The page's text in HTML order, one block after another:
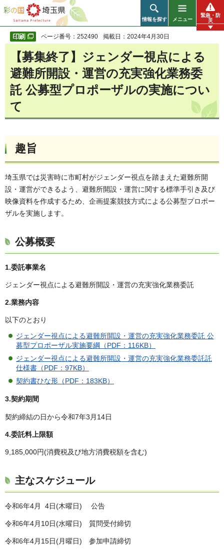
彩の国 埼玉県
情報を探す メニュー
緊急・防
災
ページ番号：252490 掲載日：2024年4月30日
【募集終了】ジェンダー視点による
避難所開設・運営の充実強化業務委
託 公募型プロポーザルの実施につい
て
趣旨
埼玉県では災害時に市町村がジェンダー視点を踏まえた避難所開
設・運営ができるよう、避難所開設・運営に関する標準手引き及び
映像資料を作成するため、企画提案競技方式による公募型プロポー
ザルを実施します。
公募概要
1.委託事業名
ジェンダー視点による避難所開設・運営の充実強化業務委託
2.業務内容
以下のとおり
ジェンダー視点による避難所開設・運営の充実強化業務委託 公
募型プロポーザル実施要綱（PDF：116KB）
ジェンダー視点による避難所開設・運営の充実強化業務委託託
仕様書（PDF：97KB）
契約書ひな形（PDF：183KB）
3.契約期間
契約締結の日から令和7年3月14日
4.委託料上限額
9,185,000円(消費税及び地方消費税額を含む)
主なスケジュール
令和6年4月 4日(木曜日) 公告
令和6年4月10日(水曜日) 質問受付締切
令和6年4月15日(月曜日) 参加申請締切